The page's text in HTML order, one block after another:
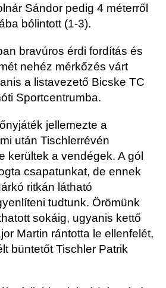
Sándor pedig 4 méterről
bólintott (1-3).
bravúros érdi fordítás és
nehéz mérkőzés várt
a listavezető Bicske TC
Sportcentrumba.
jellemezte a
után Tischlerrévén
kerültek a vendégek. A gól
csapatunkat, de ennek
ritkán látható
tudtunk. Örömünk
sokáig, ugyanis kettő
Martin rántotta le ellenfelét,
büntetőtTischler Patrik